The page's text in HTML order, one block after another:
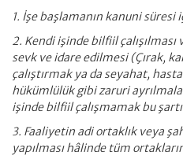
1. İşe başlamanın kanuni
2. Kendi işinde bilfiil
sevk ve idare edilmesi (Çırak,
çalıştırmak ya da seyahat,
hükümlülük gibi zaruri
işinde bilfiil çalışmamak bu
3. Faaliyetin adi ortaklık veya
yapılması hâlinde tüm